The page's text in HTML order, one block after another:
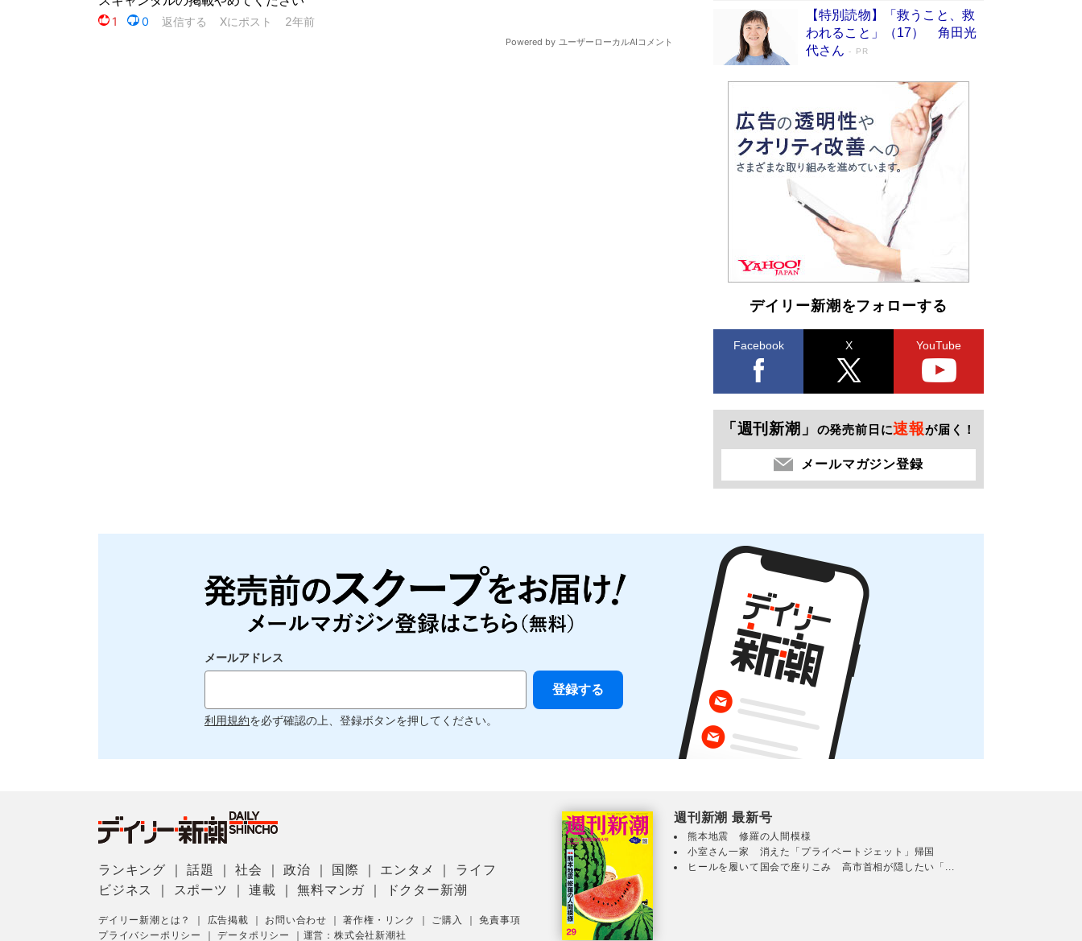
【特別読物】「救うこと、救
われること」（17） 角田光
代さん
PR
デイリー新潮をフォローする
Facebook X YouTube
「週刊新潮」 の発売前日に速報が届く！
メールマガジン登録
メールアドレス
利用規約を必ず確認の上、登録ボタンを押してください。
ランキング ｜話題 ｜社会 ｜政治 国際 エンタメ
ライフ
ビジネス
スポーツ ｜連載 ｜無料マンガ ドクター新潮
デイリー新潮とは？ 広告掲載 お問い合わせ ｜著作権・リンク ご購入 ｜免責事項
プライバシーポリシー
｜データポリシー 運営：株式会社新潮社
週刊新潮 最新号
熊本地震 修羅の人間模様
小室さん一家 消えた「プライベートジェット」帰国
ヒールを履いて国会で座りこみ 高市首相が隠したい「...